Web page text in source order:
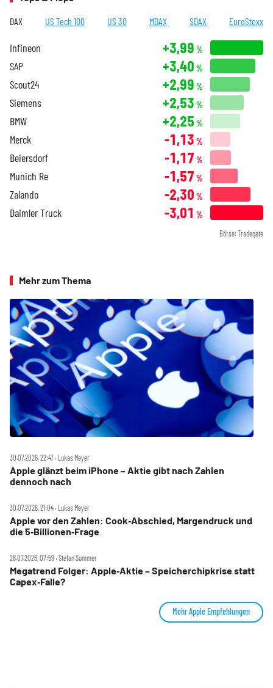
DAX US Tech 100 US 30 MDAX SDAX EuroStoxx
Infineon +3,99 %
SAP +3,40 %
Scout24 +2,99 %
Siemens +2,53 %
BMW +2,25 %
Merck -1,13 %
Beiersdorf -1,17 %
Munich Re -1,57 %
Zalando -2,30 %
Daimler Truck -3,01 %
Börse: Tradegate
Mehr zum Thema
30.07.2026, 22:47 ‧ Lukas Meyer
Apple glänzt beim iPhone – Aktie gibt nach Zahlen
dennoch nach
30.07.2026, 21:04 ‧ Lukas Meyer
Apple vor den Zahlen: Cook‑Abschied, Margendruck und
die 5‑Billionen‑Frage
28.07.2026, 07:59 ‧ Stefan Sommer
Megatrend Folger: Apple‑Aktie – Speicherchipkrise statt
Capex‑Falle?
Mehr Apple Empfehlungen